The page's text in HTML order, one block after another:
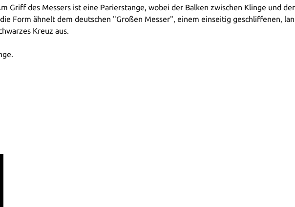
Griff des Messers ist eine Parierstange, wobei der Balken zwischen Klinge und
Form ähnelt dem deutschen "Großen Messer", einem einseitig geschliffenen,
Kreuz aus.